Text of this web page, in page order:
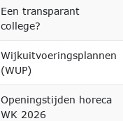
Een transparant
college?
Wijkuitvoeringsplannen
(WUP)
Openingstijden horeca
WK 2026